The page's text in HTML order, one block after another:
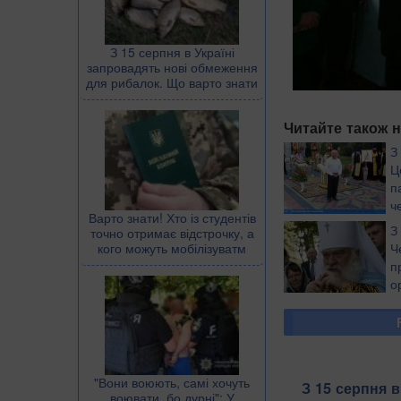
З 15 серпня в Україні
запровадять нові обмеження
для рибалок. Що варто знати
Варто знати! Хто із студентів
точно отримає відстрочку, а
кого можуть мобілізуватм
​"Вони воюють, самі хочуть
Читайте також
З
З
З 15 серпня